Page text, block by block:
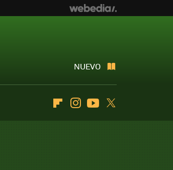
NUEVO
FlipboardInstagramYoutube